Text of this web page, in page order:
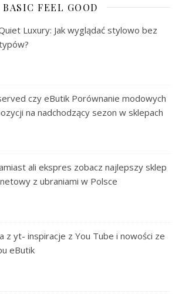
BASIC FEEL GOOD
Luxury: Jak wyglądać stylowo bez
czy eButik Porównanie modowych
na nadchodzący sezon w sklepach
ali ekspres zobacz najlepszy sklep
z ubraniami w Polsce
z yt- inspiracje z You Tube i nowości ze
eButik